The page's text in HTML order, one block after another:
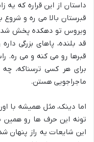
داستان از این قراره که یه
قبرستان بالا می ره و
ویروس تو دهکده پخش شده
قد بلنده، پاهای بزرگی
قبرها رو می کنه و می ره.
برای هر کسی ترسناکه،
ماجراجویی هستن.
اما دینک، مثل همیشه با
تونه این حرف ها رو
این شایعات یه راز پنهان